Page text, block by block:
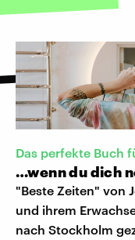
Das perfekte Buch
…wenn du dich
"Beste Zeiten" von
und ihrem
nach Stockholm